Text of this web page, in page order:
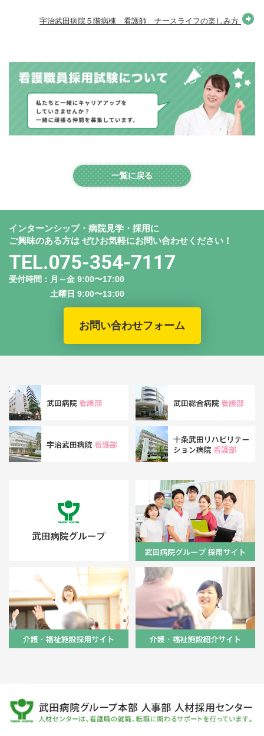
宇治武田病院５階病棟 看護師 ナースライフの楽しみ方
一覧に戻る
インターンシップ・病院見学・採用に
ご興味のある方は ぜひお気軽にお問い合わせください！
TEL.075-354-7117
受付時間：月～金 9:00〜17:00
土曜日 9:00〜13:00
お問い合わせフォーム